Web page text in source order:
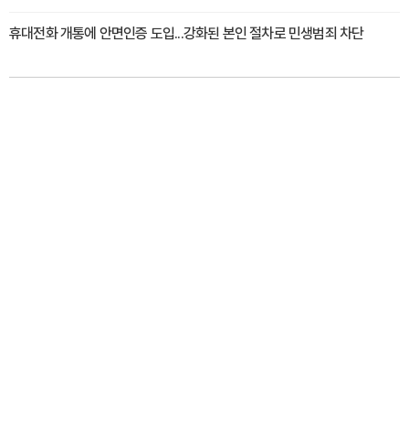
휴대전화 개통에 안면인증 도입...강화된 본인 절차로 민생범죄 차단